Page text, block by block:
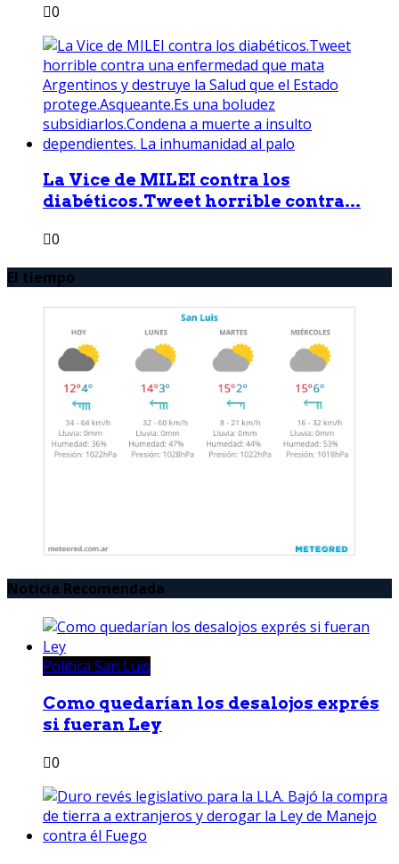
0
La Vice de MILEI contra los
diabéticos.Tweet horrible contra...
0
El tiempo
Noticia Recomendada
Política San Luis
Como quedarían los desalojos exprés
si fueran Ley
0